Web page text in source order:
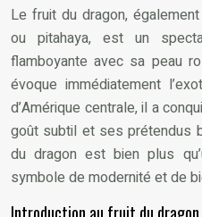
Le fruit du dragon,
ou pitahaya, est un
flamboyante avec sa peau
évoque immédiatement
d’Amérique centrale, il a
goût subtil et ses prétendus
du dragon est bien plus
symbole de modernité et de
Introduction au fruit du dragon